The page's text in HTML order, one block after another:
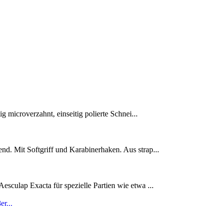
microverzahnt, einseitig polierte Schnei...
Mit Softgriff und Karabinerhaken. Aus strap...
Exacta für spezielle Partien wie etwa ...